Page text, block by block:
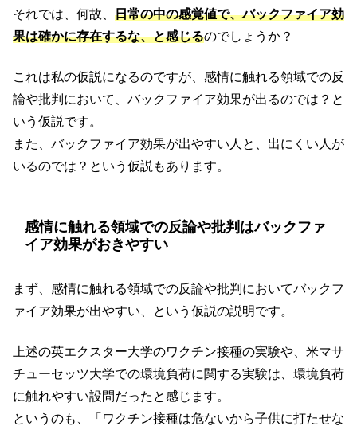
それでは、何故、 日常の中の感覚値で、バックファイア効
果は確かに存在するな、と感じるのでしょうか？
これは私の仮説になるのですが、感情に触れる領域での反
論や批判において、バックファイア効果が出るのでは？と
いう仮説です。
また、バックファイア効果が出やすい人と、出にくい人が
いるのでは？という仮説もあります。
感情に触れる領域での反論や批判はバックファ
イア効果がおきやすい
まず、感情に触れる領域での反論や批判においてバックフ
ァイア効果が出やすい、という仮説の説明です。
上述の英エクスター大学のワクチン接種の実験や、米マサ
チューセッツ大学での環境負荷に関する実験は、環境負荷
に触れやすい設問だったと感じます。
というのも、「ワクチン接種は危ないから子供に打たせな